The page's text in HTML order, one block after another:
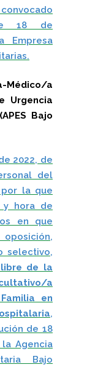
18 de
Empresa
Médico/a
Urgencia
Bajo
2022, de
del
por la que
y hora de
en que
selectivo,
de la
a
en
,
de 18
Agencia
Bajo